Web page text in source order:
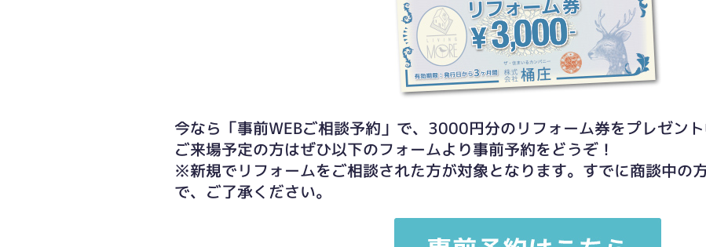
今なら「事前WEBご相談予約」で、3000円分のリフォーム券をプレゼント
ご来場予定の方はぜひ以下のフォームより事前予約をどうぞ！
※新規でリフォームをご相談された方が対象となります。すでに商談中の
で、ご了承ください。